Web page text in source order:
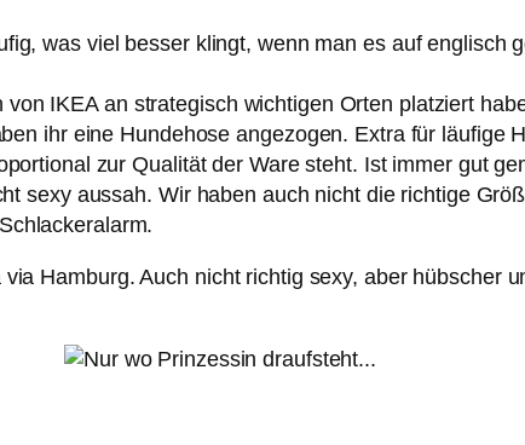
was viel besser klingt, wenn man es auf englisch
IKEA an strategisch wichtigen Orten platziert
ihr eine Hundehose angezogen. Extra für läufige
zur Qualität der Ware steht. Ist immer gut
sexy aussah. Wir haben auch nicht die richtige
Hamburg. Auch nicht richtig sexy, aber hübscher